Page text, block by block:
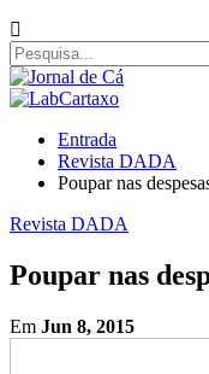
Entrada
Revista DADA
Poupar nas
Revista DADA
Poupar nas
Em Jun 8, 2015